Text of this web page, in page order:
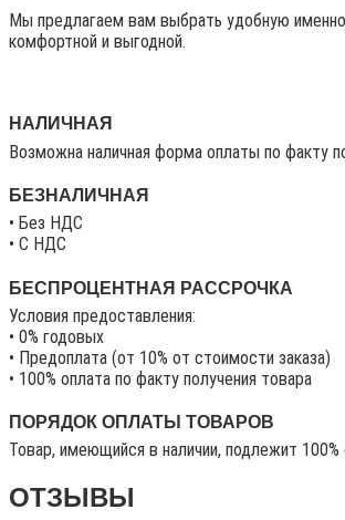
Мы предлагаем вам выбрать удобную
комфортной и выгодной.
НАЛИЧНАЯ
Возможна наличная форма оплаты по факту
БЕЗНАЛИЧНАЯ
• Без НДС
• C НДС
БЕСПРОЦЕНТНАЯ РАССРОЧКА
Условия предоставления:
• 0% годовых
• Предоплата (от 10% от стоимости заказа)
• 100% оплата по факту получения товара
ПОРЯДОК ОПЛАТЫ ТОВАРОВ
Товар, имеющийся в наличии, подлежит 100%
ОТЗЫВЫ